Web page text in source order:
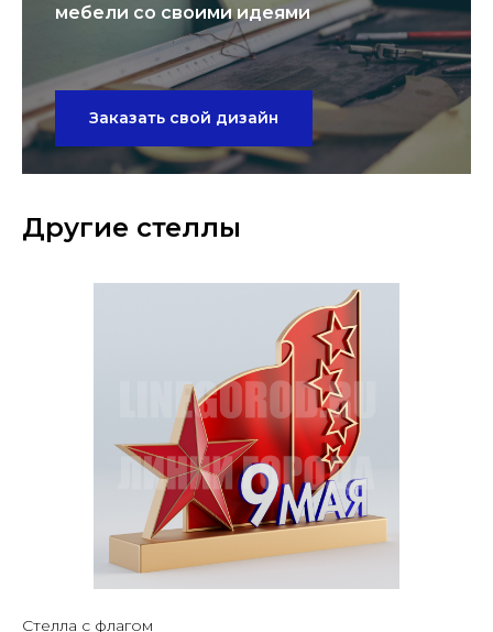
мебели со своими идеями
Заказать свой дизайн
Другие стеллы
Стелла с флагом